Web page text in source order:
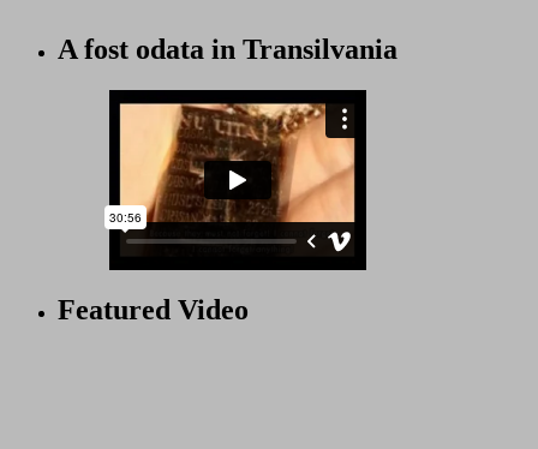
A fost odata in Transilvania
Featured Video